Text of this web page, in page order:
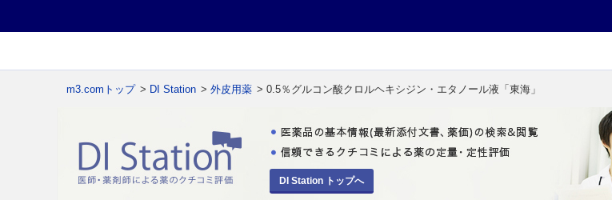
m3.comトップ > DI Station > 外皮用薬 > 0.5％グルコン酸クロルヘキシジン・エタノール液「東海」
DI Station トップへ